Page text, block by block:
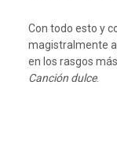
Con todo esto y
magistralmente
en los rasgos
Canción dulce.